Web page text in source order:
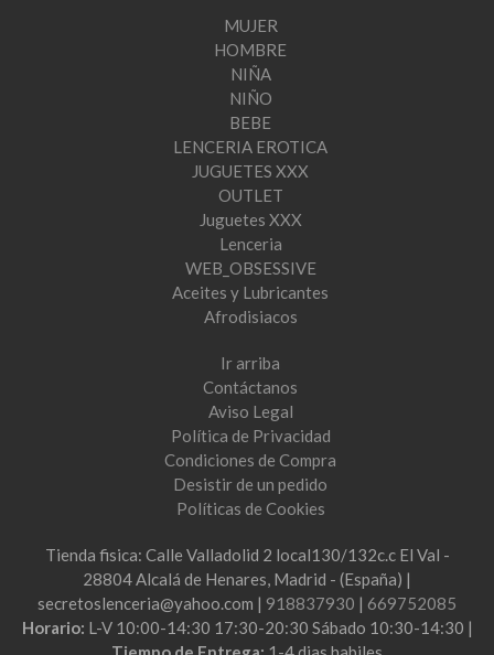
MUJER
HOMBRE
NIÑA
NIÑO
BEBE
LENCERIA EROTICA
JUGUETES XXX
OUTLET
Juguetes XXX
Lenceria
WEB_OBSESSIVE
Aceites y Lubricantes
Afrodisiacos
Ir arriba
Contáctanos
Aviso Legal
Política de Privacidad
Condiciones de Compra
Desistir de un pedido
Políticas de Cookies
Tienda fisica: Calle Valladolid 2 local130/132c.c El Val -
28804 Alcalá de Henares, Madrid - (España) |
secretoslenceria@yahoo.com | 918837930 | 669752085
Horario: L-V 10:00-14:30 17:30-20:30 Sábado 10:30-14:30 |